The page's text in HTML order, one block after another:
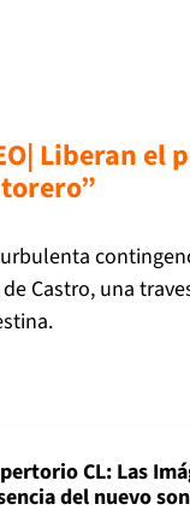
Liberan el
Castro, una
CL: Las
del nuevo